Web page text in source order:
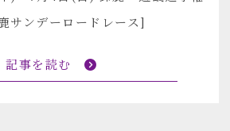
記事を読む